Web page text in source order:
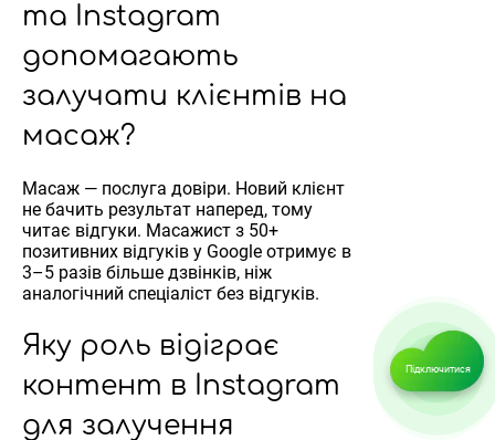
та Instagram
допомагають
залучати клієнтів на
масаж?
Масаж — послуга довіри. Новий клієнт
не бачить результат наперед, тому
читає відгуки. Масажист з 50+
позитивних відгуків у Google отримує в
3–5 разів більше дзвінків, ніж
аналогічний спеціаліст без відгуків.
Яку роль відіграє
контент в Instagram
для залучення
Підключитися